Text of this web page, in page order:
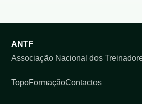
ANTF
Associação Nacional dos
TopoFormaçãoContactos